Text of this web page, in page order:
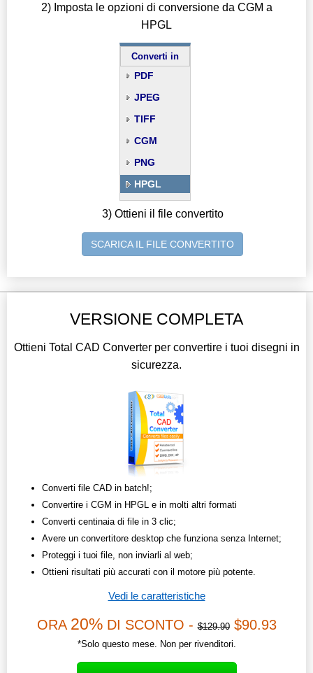
2) Imposta le opzioni di conversione da CGM a
HPGL
Converti in
PDF
JPEG
TIFF
CGM
PNG
HPGL
3) Ottieni il file convertito
SCARICA IL FILE CONVERTITO
VERSIONE COMPLETA
Ottieni Total CAD Converter per convertire i tuoi disegni in
sicurezza.
Converti file CAD in batch!;
Convertire i CGM in HPGL e in molti altri formati
Converti centinaia di file in 3 clic;
Avere un convertitore desktop che funziona senza Internet;
Proteggi i tuoi file, non inviarli al web;
Ottieni risultati più accurati con il motore più potente.
Vedi le caratteristiche
ORA 20%DI SCONTO -$129.90$90.93
*Solo questo mese. Non per rivenditori.